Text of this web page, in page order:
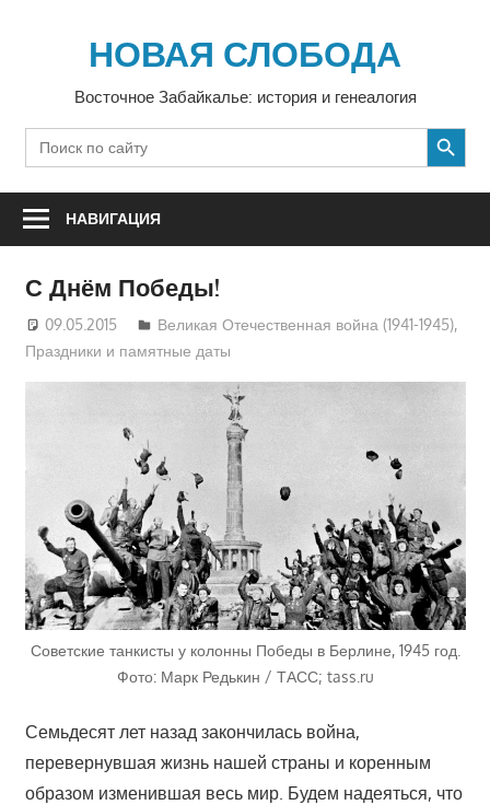
содержимомуНОВАЯ СЛОБОДА
Восточное Забайкалье: история и генеалогия
Search
for:
SEARCH BUTTON
НАВИГАЦИЯ
С Днём Победы!
09.05.2015 Екатерина Аникина
Великая Отечественная война (1941-1945),
Праздники и памятные даты
Советские танкисты у колонны Победы в Берлине, 1945 год.
Фото: Марк Редькин / ТАСС; tass.ru
Семьдесят лет назад закончилась война,
перевернувшая жизнь нашей страны и коренным
образом изменившая весь мир. Будем надеяться, что